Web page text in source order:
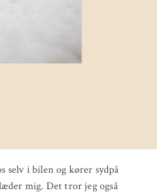
selv i bilen og kører sydpå
mig. Det tror jeg også